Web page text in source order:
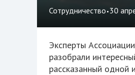
Сотрудничество·30
Эксперты
разобрали
рассказанный одной